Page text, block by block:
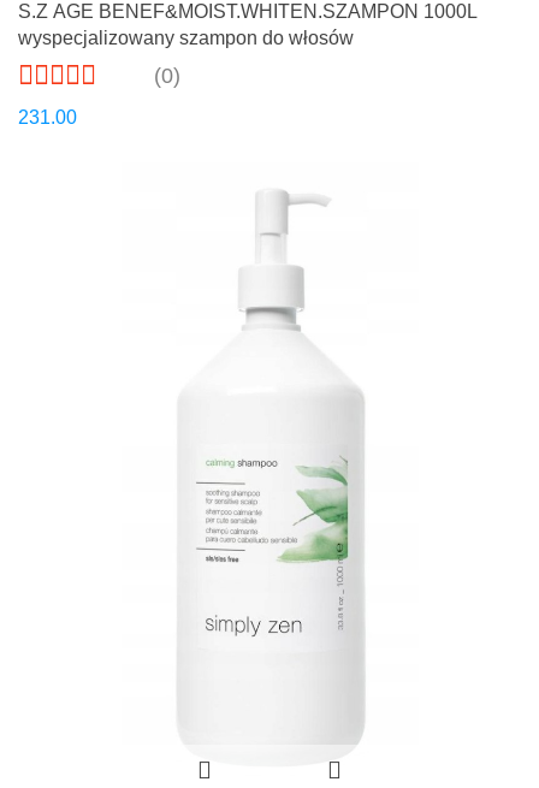
S.Z AGE BENEF&MOIST.WHITEN.SZAMPON 1000L
wyspecjalizowany szampon do włosów
(0)
231.00